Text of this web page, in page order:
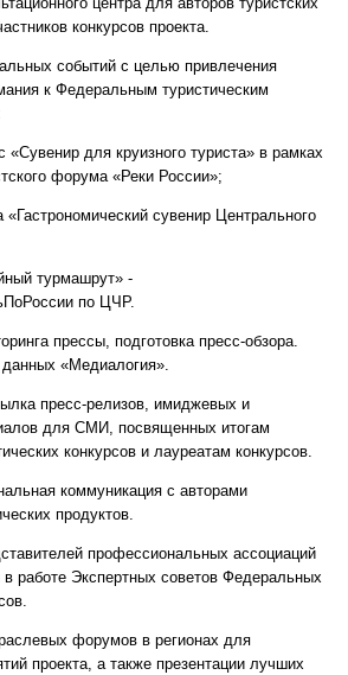
конкурсов проекта.
событий с целью привлечения
к Федеральным туристическим
«Сувенир для круизного туриста» в рамках
форума «Реки России»;
«Гастрономический сувенир Центрального
турмашрут» -
по ЦЧР.
прессы, подготовка пресс-обзора.
«Медиалогия».
пресс-релизов, имиджевых и
для СМИ, посвященных итогам
конкурсов и лауреатам конкурсов.
коммуникация с авторами
продуктов.
профессиональных ассоциаций
работе Экспертных советов Федеральных
форумов в регионах для
проекта, а также презентации лучших